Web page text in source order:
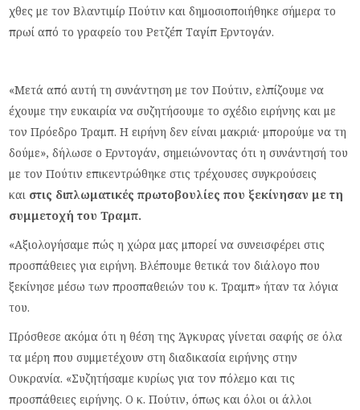
χθες με τον Βλαντιμίρ Πούτιν και δημοσιοποιήθηκε σήμερα το
πρωί από το γραφείο του Ρετζέπ Ταγίπ Ερντογάν.
«Μετά από αυτή τη συνάντηση με τον Πούτιν, ελπίζουμε να
έχουμε την ευκαιρία να συζητήσουμε το σχέδιο ειρήνης και με
τον Πρόεδρο Τραμπ. Η ειρήνη δεν είναι μακριά· μπορούμε να τη
δούμε», δήλωσε ο Ερντογάν, σημειώνοντας ότι η συνάντησή του
με τον Πούτιν επικεντρώθηκε στις τρέχουσες συγκρούσεις
και στις διπλωματικές πρωτοβουλίες που ξεκίνησαν με τη
συμμετοχή του Τραμπ.
«Αξιολογήσαμε πώς η χώρα μας μπορεί να συνεισφέρει στις
προσπάθειες για ειρήνη. Βλέπουμε θετικά τον διάλογο που
ξεκίνησε μέσω των προσπαθειών του κ. Τραμπ» ήταν τα λόγια
του.
Πρόσθεσε ακόμα ότι η θέση της Άγκυρας γίνεται σαφής σε όλα
τα μέρη που συμμετέχουν στη διαδικασία ειρήνης στην
Ουκρανία. «Συζητήσαμε κυρίως για τον πόλεμο και τις
προσπάθειες ειρήνης. Ο κ. Πούτιν, όπως και όλοι οι άλλοι